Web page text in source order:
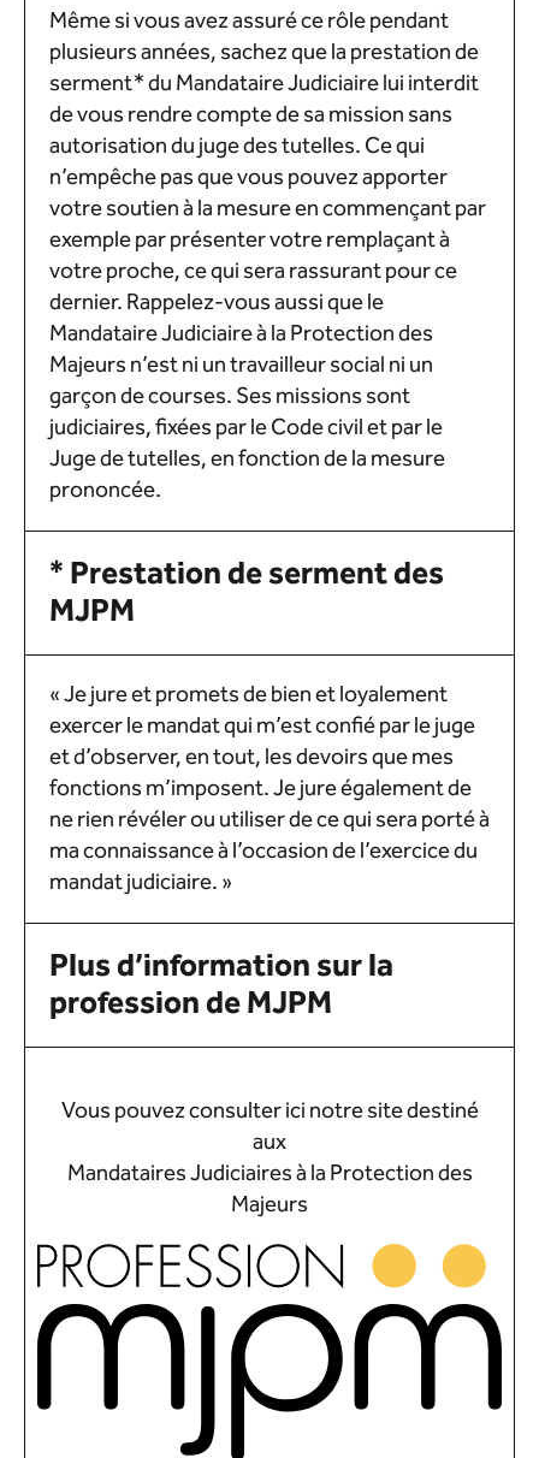
Même si vous avez assuré ce rôle pendant
plusieurs années, sachez que la prestation de
serment* du Mandataire Judiciaire lui interdit
de vous rendre compte de sa mission sans
autorisation du juge des tutelles. Ce qui
n’empêche pas que vous pouvez apporter
votre soutien à la mesure en commençant par
exemple par présenter votre remplaçant à
votre proche, ce qui sera rassurant pour ce
dernier. Rappelez-vous aussi que le
Mandataire Judiciaire à la Protection des
Majeurs n’est ni un travailleur social ni un
garçon de courses. Ses missions sont
judiciaires, fixées par le Code civil et par le
Juge de tutelles, en fonction de la mesure
prononcée.
* Prestation de serment des
MJPM
« Je jure et promets de bien et loyalement
exercer le mandat qui m’est confié par le juge
et d’observer, en tout, les devoirs que mes
fonctions m’imposent. Je jure également de
ne rien révéler ou utiliser de ce qui sera porté à
ma connaissance à l’occasion de l’exercice du
mandat judiciaire. »
Plus d’information sur la
profession de MJPM
Vous pouvez consulter ici notre site destiné
aux
Mandataires Judiciaires à la Protection des
Majeurs